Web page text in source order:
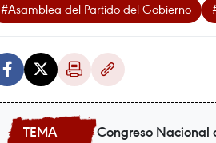
#Asamblea del Partido del Gobierno
Congreso Nacional